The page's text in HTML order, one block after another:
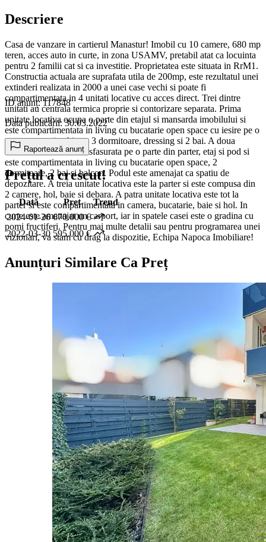
Descriere
Casa de vanzare in cartierul Manastur! Imobil cu 10 camere, 680 mp
teren, acces auto in curte, in zona USAMV, pretabil atat ca locuinta
pentru 2 familii cat si ca investitie. Proprietatea este situata in RrM1.
Constructia actuala are suprafata utila de 200mp, este rezultatul unei
extinderi realizata in 2000 a unei case vechi si poate fi
compartimentata in 4 unitati locative cu acces direct. Trei dintre
unitati au centrala termica proprie si contorizare separata. Prima
unitate locativa ocupa o parte din etajul si mansarda imobilului si
este compartimentata in living cu bucatarie open space cu iesire pe o
terasa acoperita, birou, 3 dormitoare, dressing si 2 bai. A doua
unitate locativa este desfasurata pe o parte din parter, etaj si pod si
este compartimentata in living cu bucatarie open space, 2
dormitoare, 2 bai si balcon. Podul este amenajat ca spatiu de
depozitare. A treia unitate locativa este la parter si este compusa din
2 camere, hol, baie si debara. A patra unitate locativa este tot la
parter si este compartimentata in camera, bucatarie, baie si hol. In
curte este amenajat un carport, iar in spatele casei este o gradina cu
pomi fructiferi. Pentru mai multe detalii sau pentru programarea unei
vizionari, va stam cu drag la dispozitie, Echipa Napoca Imobiliare!
ID anunț: 117848
Data publicării: 30.03.2022
Raportează anunț
Prețul a crescut!
Dată Preț
Trend
2024-01-26 670.000 €
2022-03-30 595.000 €
Anunțuri Similare Ca Preț